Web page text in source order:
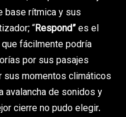
base rítmica y sus
“Respond”es el
fácilmente podría
por sus pasajes
sus momentos climáticos
avalancha de sonidos y
cierre no pudo elegir.